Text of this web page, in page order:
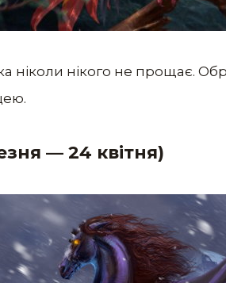
ніколи нікого не прощає.
— 24 квітня)